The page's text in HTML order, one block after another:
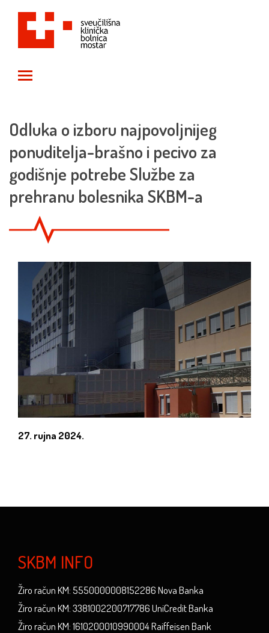
Odluka o izboru najpovoljnijeg
ponuditelja-brašno i pecivo za
godišnje potrebe Službe za
prehranu bolesnika SKBM-a
27. rujna 2024.
SKBM INFO
Žiro račun KM: 5550000008152286 Nova Banka
Žiro račun KM: 3381002200717786 UniCredit Banka
Žiro račun KM: 1610200010990004 Raiffeisen Bank